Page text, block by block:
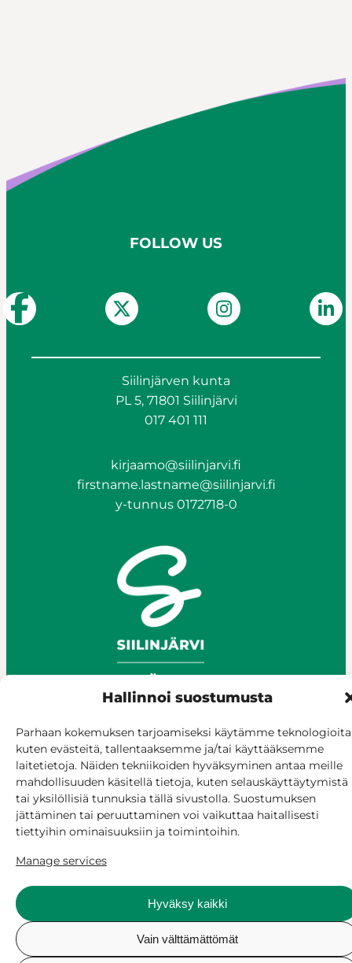
Hallinnoi suostumusta
Parhaan kokemuksen tarjoamiseksi käytämme
kuten evästeitä, tallentaaksemme ja/tai käyttääksemme
laitetietoja. Näiden tekniikoiden hyväksyminen antaa meille
mahdollisuuden käsitellä tietoja, kuten selauskäyttäytymistä
tai yksilöllisiä tunnuksia tällä sivustolla. Suostumuksen
jättäminen tai peruuttaminen voi vaikuttaa haitallisesti
tiettyihin ominaisuuksiin ja toimintoihin.
Manage services
Hyväksy kaikki
Vain välttämättömät
FOLLOW US
Siilinjärven kunta
PL 5, 71801 Siilinjärvi
017 401 111
kirjaamo@siilinjarvi.fi
firstname.lastname@siilinjarvi.fi
y-tunnus 0172718-0
© Siilinjärvi 2025
Give feedback
Online services
Billing and invoicing
Manage consent